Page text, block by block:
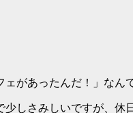
があったんだ！」なん
しさみしいですが、休